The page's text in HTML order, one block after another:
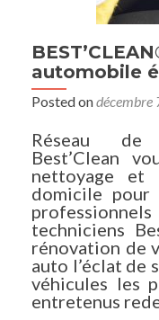
automobile
Posted ondécembre
Réseau de
Best’Clean
nettoyage et
domicile pour
techniciens
rénovation de
auto l’éclat de
véhicules les
entretenus